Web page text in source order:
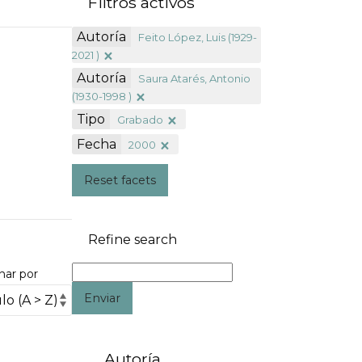
por
Autoría
Feito López, Luis (1929-
2021 )
Autoría
Saura Atarés, Antonio
(1930-1998 )
Tipo Grabado
Fecha 2000
Reset facets
Refine search
Enviar